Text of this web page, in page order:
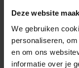
Deze website
We gebruiken
personaliseren,
en om ons
informatie over je